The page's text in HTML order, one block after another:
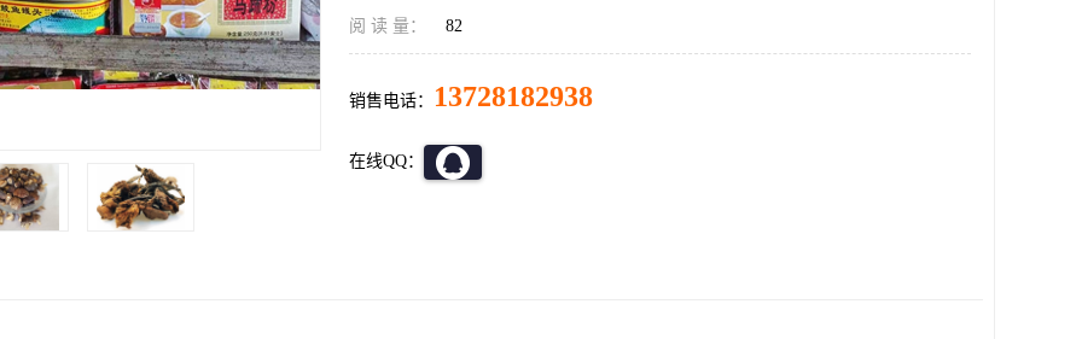
阅 读 量： 82
销售电话： 13728182938
在线QQ：